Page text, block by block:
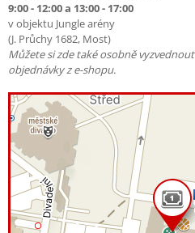
9:00 - 12:00 a 13:00 - 17:00
v objektu Jungle arény
(J. Průchy 1682, Most)
Můžete si zde také osobně vyzvednout
objednávky z e-shopu.